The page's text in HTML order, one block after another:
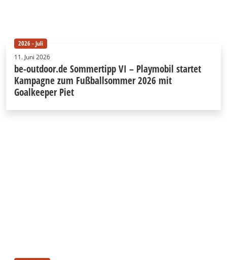
2026 - Juli
11. Juni 2026
be-outdoor.de Sommertipp VI – Playmobil startet
Kampagne zum Fußballsommer 2026 mit
Goalkeeper Piet